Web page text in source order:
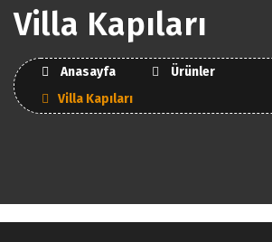
Villa Kapıları
Anasayfa
Ürünler
Villa Kapıları